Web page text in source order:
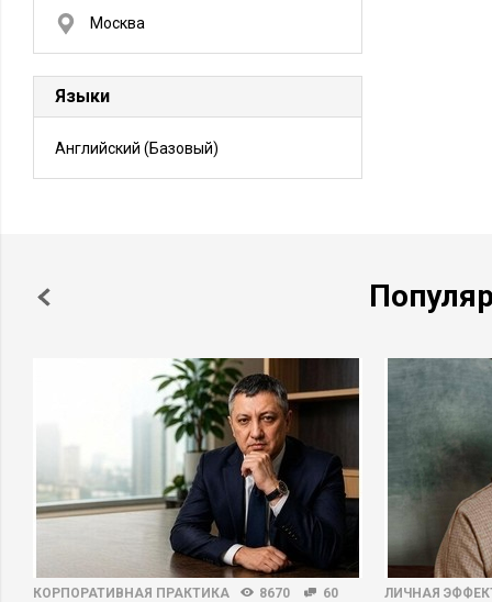
Москва
Языки
Английский (Базовый)
КОРПОРАТИВНАЯ ПРАКТИКА 8670 60 ЛИЧНАЯ